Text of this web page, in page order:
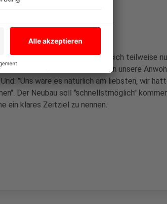
die Lkw-Fahrer im Visier, die sich teilweise
Kanälen zeige. "Aber wir müssen unsere
"Uns wäre es natürlich am liebsten, wir
Der Neubau soll "schnellstmöglich"
ein klares Zeitziel zu nennen.